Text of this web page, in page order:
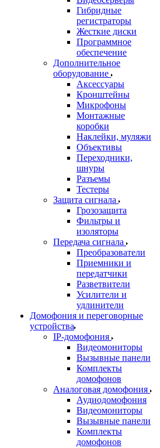
Гибридные
регистраторы
Жесткие диски
Программное
обеспечение
Дополнительное
оборудование
Аксессуары
Кронштейны
Микрофоны
Монтажные
коробки
Наклейки, муляжи
Объективы
Переходники,
шнуры
Разъемы
Тестеры
Защита сигнала
Грозозащита
Фильтры и
изоляторы
Передача сигнала
Преобразователи
Приемники и
передатчики
Разветвители
Усилители и
удлинители
Домофония и переговорные
устройства
IP-домофония
Видеомониторы
Вызывные панели
Комплекты
домофонов
Аналоговая домофония
Аудиодомофония
Видеомониторы
Вызывные панели
Комплекты
домофонов